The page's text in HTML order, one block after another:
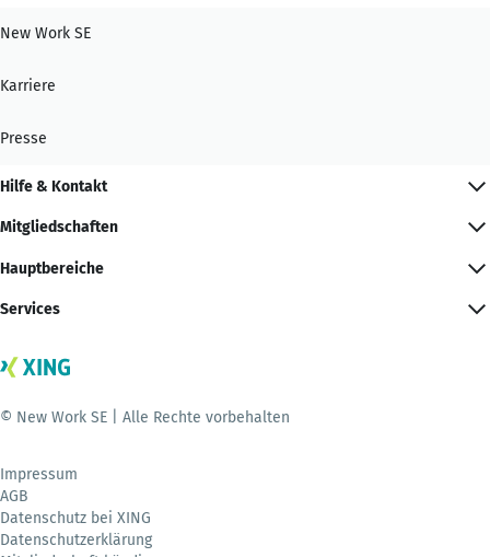
New Work SE
Karriere
Presse
Hilfe & Kontakt
Mitgliedschaften
Hauptbereiche
Services
© New Work SE | Alle Rechte vorbehalten
Impressum
AGB
Datenschutz bei XING
Datenschutzerklärung